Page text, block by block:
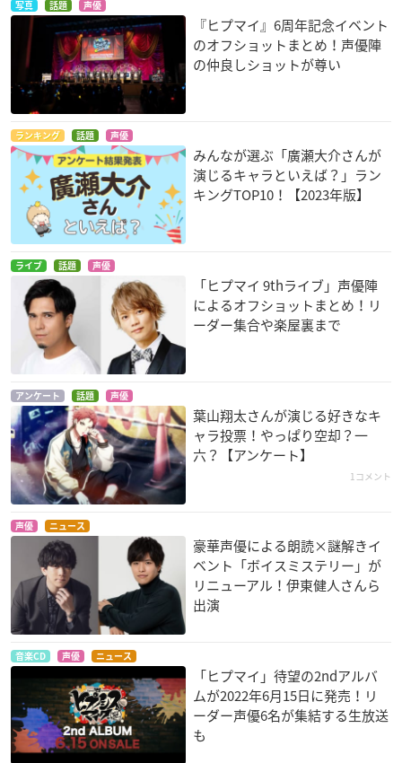
写真 話題 声優
『ヒプマイ』6周年記念イベント
のオフショットまとめ！声優陣
の仲良しショットが尊い
ランキング 話題 声優
みんなが選ぶ「廣瀬大介さんが
演じるキャラといえば？」ラン
キングTOP10！【2023年版】
ライブ 話題 声優
「ヒプマイ 9thライブ」声優陣
によるオフショットまとめ！リ
ーダー集合や楽屋裏まで
アンケート 話題 声優
葉山翔太さんが演じる好きなキ
ャラ投票！やっぱり空却？一
六？【アンケート】
1コメント
声優 ニュース
豪華声優による朗読×謎解きイ
ベント「ボイスミステリー」が
リニューアル！伊東健人さんら
出演
音楽CD 声優 ニュース
「ヒプマイ」待望の2ndアルバ
ムが2022年6月15日に発売！リ
ーダー声優6名が集結する生放送
も